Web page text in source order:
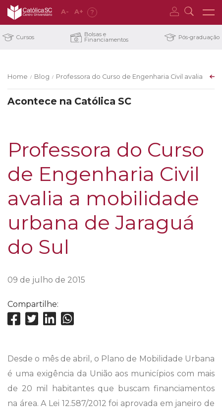
A- A+ ?
Cursos Bolsas e
Financiamentos Pós-graduação
Home / Blog / Professora do Curso de Engenharia Civil avalia a
Acontece na Católica SC
Professora do Curso
de Engenharia Civil
avalia a mobilidade
urbana de Jaraguá
do Sul
09 de julho de 2015
Compartilhe:
Desde o mês de abril, o Plano de Mobilidade Urbana
é uma exigência da União aos municípios com mais
de 20 mil habitantes que buscam financiamentos
na área. A Lei 12.587/2012 foi aprovada em janeiro de